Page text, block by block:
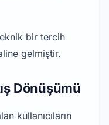
bir tercih
gelmiştir.
Dönüşümü
kullanıcıların